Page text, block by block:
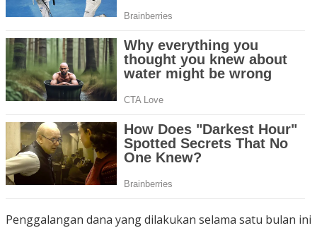
Penggalangan dana yang dilakukan selama satu bulan ini